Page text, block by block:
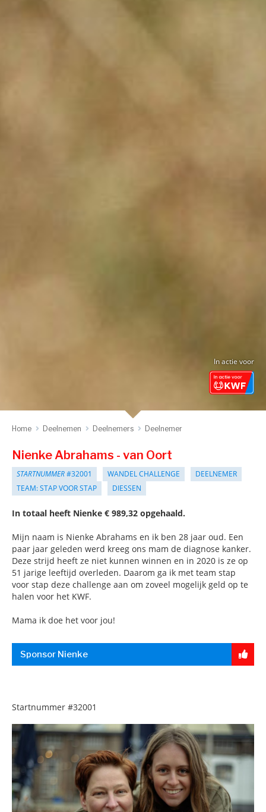
In actie voor
Home Deelnemen Deelnemers Deelnemer
Nienke Abrahams - van Oort
STARTNUMMER#32001 WANDEL CHALLENGE
DEELNEMER
TEAM: STAP VOOR STAP
DIESSEN
In totaal heeft Nienke € 989,32 opgehaald.
Mijn naam is Nienke Abrahams en ik ben 28 jaar oud. Een
paar jaar geleden werd kreeg ons mam de diagnose kanker.
Deze strijd heeft ze niet kunnen winnen en in 2020 is ze op
51 jarige leeftijd overleden. Daarom ga ik met team stap
voor stap deze challenge aan om zoveel mogelijk geld op te
halen voor het KWF.
Mama ik doe het voor jou!
Sponsor Nienke
Startnummer #32001